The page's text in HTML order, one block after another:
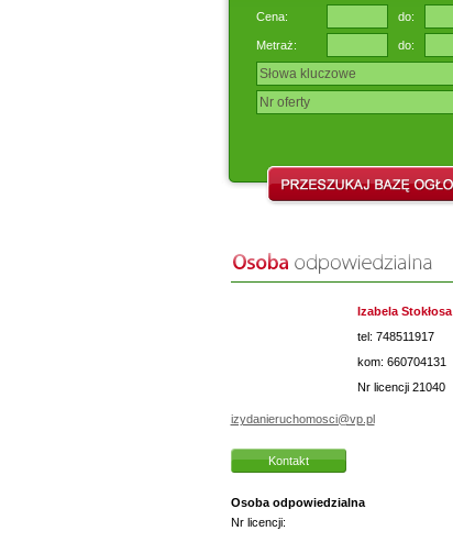
Cena: do:
Metraż: do:
Izabela Stokłosa
tel: 748511917
kom: 660704131
Nr licencji 21040
izydanieruchomosci@vp.pl
Kontakt
Osoba odpowiedzialna
Nr licencji: